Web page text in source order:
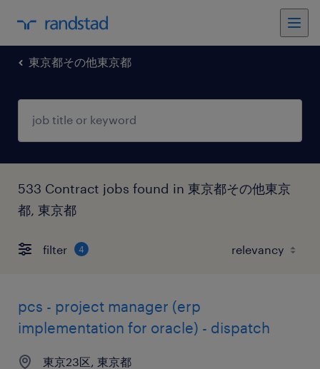
東京都その他東京都
533 Contract jobs found in 東京都その他東京
都, 東京都
filter 4
pcs - project manager (erp
implementation for oracle) - dispatch
東京23区, 東京都